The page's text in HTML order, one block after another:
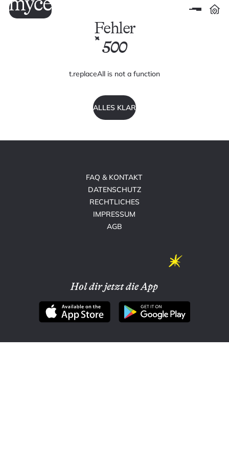
Fehler
500
t.replaceAll is not a function
ALLES KLAR
FAQ & KONTAKT
DATENSCHUTZ
RECHTLICHES
IMPRESSUM
AGB
Hol dir jetzt die App